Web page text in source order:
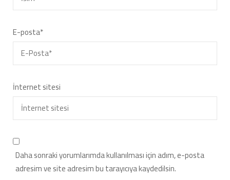
E-posta*
İnternet sitesi
Daha sonraki yorumlarımda kullanılması için adım, e-posta
adresim ve site adresim bu tarayıcıya kaydedilsin.